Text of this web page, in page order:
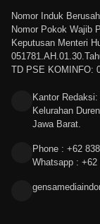
Nomor Induk
Nomor Pokok Wajib
Keputusan Menteri
TD PSE KOMINFO:
Kantor
Kelurahan
Jawa Barat.
Phone : +62
Whatsapp : +62